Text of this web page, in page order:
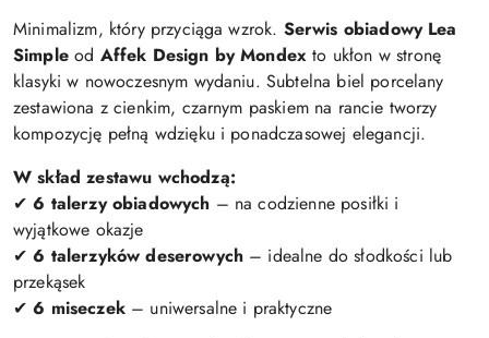
Minimalizm, który przyciąga wzrok. Serwis obiadowy Lea
Simpleod Affek Design by Mondex to ukłon w stronę
klasyki w nowoczesnym wydaniu. Subtelna biel porcelany
zestawiona z cienkim, czarnym paskiem na rancie tworzy
kompozycję pełną wdzięku i ponadczasowej elegancji.
W skład zestawu wchodzą:
✔6 talerzy obiadowych – na codzienne posiłki i
wyjątkowe okazje
✔6 talerzyków deserowych – idealne do słodkości lub
przekąsek
✔6 miseczek– uniwersalne i praktyczne